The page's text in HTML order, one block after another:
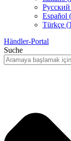
Русский
Español (
Türkçe (
Händler-Portal
Suche